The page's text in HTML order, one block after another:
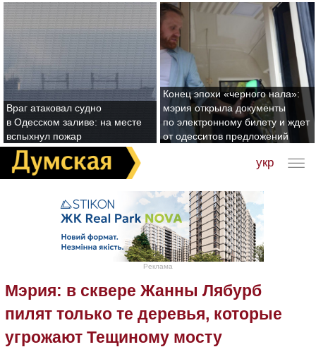
Враг атаковал судно
в Одесском заливе: на месте
вспыхнул пожар
Конец эпохи «черного нала»:
мэрия открыла документы
по электронному билету и ждет
от одесситов предложений
укр
Реклама
Мэрия: в сквере Жанны Лябурб
пилят только те деревья, которые
угрожают Тещиному мосту